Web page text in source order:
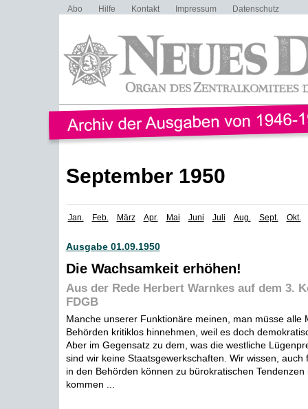
Abo Hilfe Kontakt Impressum Datenschutz
September 1950
Jan. Feb. März Apr. Mai Juni Juli Aug. Sept. Okt.
Ausgabe 01.09.1950
Die Wachsamkeit erhöhen!
Aus der Rede Herbert Warnkes auf dem 3.
FDGB
Manche unserer Funktionäre meinen, man müsse alle
Behörden kritiklos hinnehmen, weil es doch
Aber im Gegensatz zu dem, was die westliche
sind wir keine Staatsgewerkschaften. Wir wissen, auch
in den Behörden können zu bürokratischen Tendenzen
kommen ...